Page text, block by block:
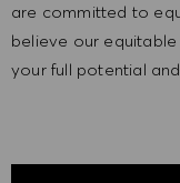
are committed to
believe our
your full potential